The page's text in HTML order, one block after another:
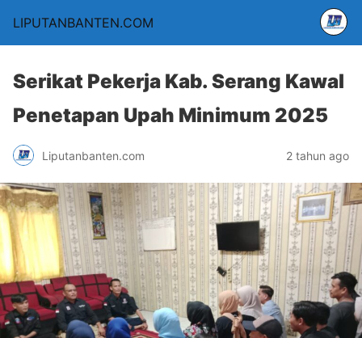
LIPUTANBANTEN.COM
Serikat Pekerja Kab. Serang Kawal
Penetapan Upah Minimum 2025
Liputanbanten.com 2 tahun ago